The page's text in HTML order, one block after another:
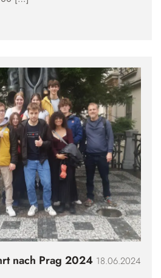
nach Prag 2024 18.06.2024